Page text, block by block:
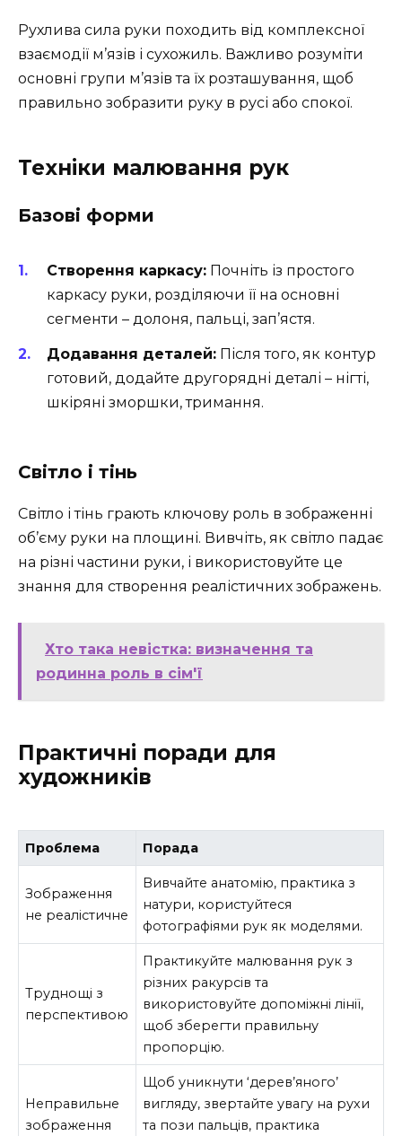
Рухлива сила руки походить від комплексної
взаємодії м’язів і сухожиль. Важливо розуміти
основні групи м’язів та їх розташування, щоб
правильно зобразити руку в русі або спокої.
Техніки малювання рук
Базові форми
Створення каркасу: Почніть із простого
каркасу руки, розділяючи її на основні
сегменти – долоня, пальці, зап’ястя.
Додавання деталей: Після того, як контур
готовий, додайте другорядні деталі – нігті,
шкіряні зморшки, тримання.
Світло і тінь
Світло і тінь грають ключову роль в зображенні
об’єму руки на площині. Вивчіть, як світло падає
на різні частини руки, і використовуйте це
знання для створення реалістичних зображень.
Хто така невістка: визначення та
родинна роль в сім'ї
Практичні поради для
художників
Проблема Порада
Зображення
не реалістичне
Вивчайте анатомію, практика з
натури, користуйтеся
фотографіями рук як моделями.
Труднощі з
перспективою
Практикуйте малювання рук з
різних ракурсів та
використовуйте допоміжні лінії,
щоб зберегти правильну
пропорцію.
Неправильне
зображення
Щоб уникнути ‘дерев’яного’
вигляду, звертайте увагу на рухи
та пози пальців, практика